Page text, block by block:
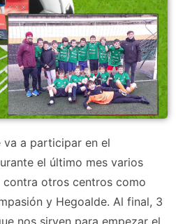
va a participar en el
el último mes varios
otros centros como
y Hegoalde. Al final, 3